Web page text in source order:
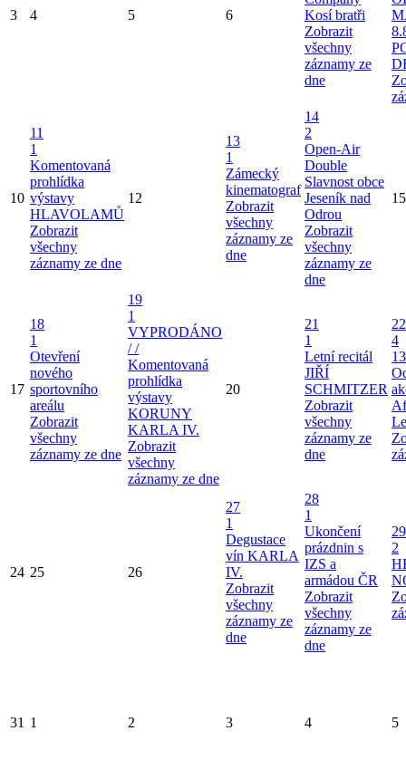
3 4 5 6
Kosí bratři
Zobrazit
všechny
záznamy ze
dne
10
11
1
Komentovaná
prohlídka
výstavy
HLAVOLAMŮ
Zobrazit
všechny
záznamy ze dne
12
13
1
Zámecký
kinematograf
Zobrazit
všechny
záznamy ze
dne
14
2
Open-Air
Double
Slavnost obce
Jeseník nad
Odrou
Zobrazit
všechny
záznamy ze
dne
15
17
18
1
Otevření
nového
sportovního
areálu
Zobrazit
všechny
záznamy ze dne
19
1
VYPRODÁNO
/ /
Komentovaná
prohlídka
výstavy
KORUNY
KARLA IV.
Zobrazit
všechny
záznamy ze dne
20
21
1
Letní recitál
JIŘÍ
SCHMITZER
Zobrazit
všechny
záznamy ze
dne
22
4
24 25 26
27
1
Degustace
vín KARLA
IV.
Zobrazit
všechny
záznamy ze
dne
28
1
Ukončení
prázdnin s
IZS a
armádou ČR
Zobrazit
všechny
záznamy ze
dne
29
2
31 1 2 3 4 5